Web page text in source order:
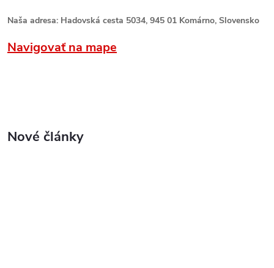
Naša adresa: Hadovská cesta 5034, 945 01 Komárno, Slovensko
Navigovať na mape
Nové články